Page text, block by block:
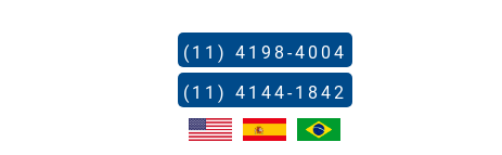
(11) 4198-4004
(11) 4144-1842